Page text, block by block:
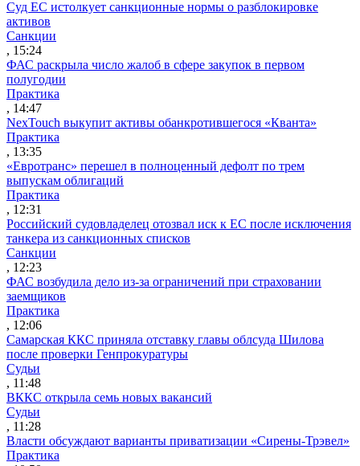
Суд ЕС истолкует санкционные нормы о разблокировке
активов
Санкции
, 15:24
ФАС раскрыла число жалоб в сфере закупок в первом
полугодии
Практика
, 14:47
NexTouch выкупит активы обанкротившегося «Кванта»
Практика
, 13:35
«Евротранс» перешел в полноценный дефолт по трем
выпускам облигаций
Практика
, 12:31
Российский судовладелец отозвал иск к ЕС после исключения
танкера из санкционных списков
Санкции
, 12:23
ФАС возбудила дело из-за ограничений при страховании
заемщиков
Практика
, 12:06
Самарская ККС приняла отставку главы облсуда Шилова
после проверки Генпрокуратуры
Судьи
, 11:48
ВККС открыла семь новых вакансий
Судьи
, 11:28
Власти обсуждают варианты приватизации «Сирены-Трэвел»
Практика